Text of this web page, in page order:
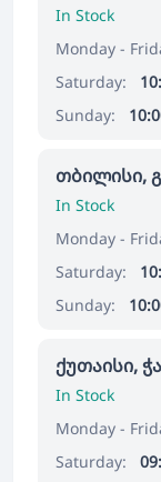
In Stock
Monday -
Saturday:
Sunday:
თბილისი,
In Stock
Monday -
Saturday:
Sunday:
ქუთაისი,
In Stock
Monday -
Saturday: